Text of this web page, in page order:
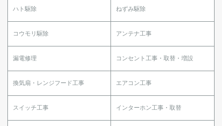
ハト駆除 ねずみ駆除
コウモリ駆除 アンテナ工事
漏電修理 コンセント工事・取替・増設
換気扇・レンジフード工事 エアコン工事
スイッチ工事 インターホン工事・取替